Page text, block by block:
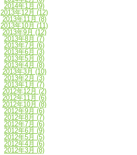
2014年1月 (9)
2013年12月 (12)
2013年11月 (8)
2013年10月 (11)
2013年9月 (12)
2013年8月 (7)
2013年7月 (6)
2013年6月 (3)
2013年5月 (8)
2013年4月 (8)
2013年3月 (10)
2013年2月 (3)
2013年1月 (7)
2012年12月 (2)
2012年11月 (6)
2012年10月 (8)
2012年9月 (6)
2012年8月 (7)
2012年7月 (6)
2012年6月 (9)
2012年5月 (5)
2012年4月 (6)
2012年3月 (8)